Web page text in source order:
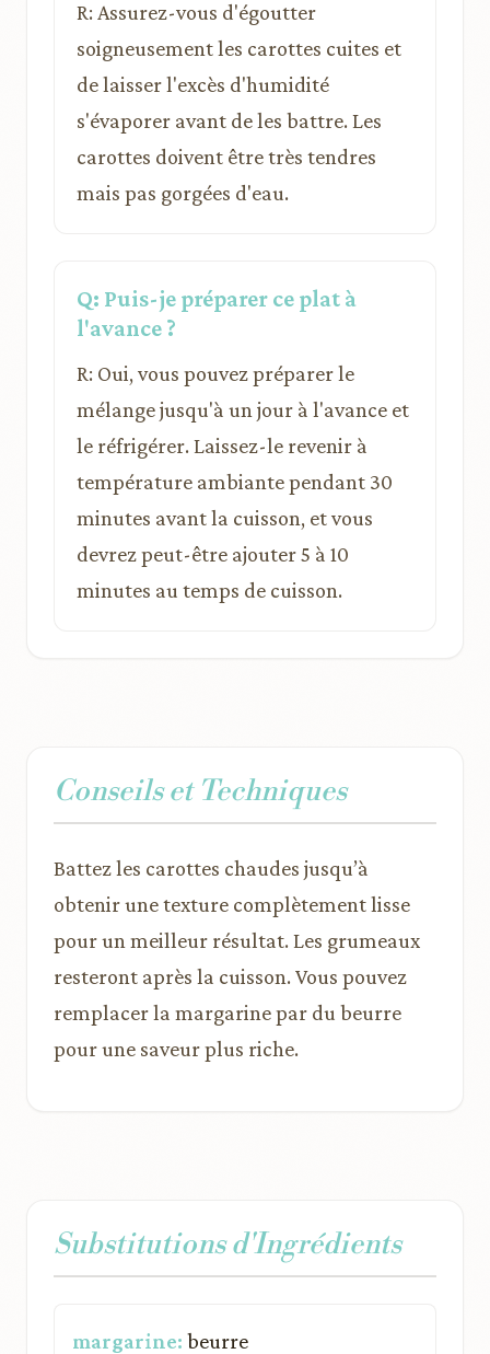
R: Assurez-vous d'égoutter
soigneusement les carottes cuites et
de laisser l'excès d'humidité
s'évaporer avant de les battre. Les
carottes doivent être très tendres
mais pas gorgées d'eau.
Q: Puis-je préparer ce plat à
l'avance ?
R: Oui, vous pouvez préparer le
mélange jusqu'à un jour à l'avance et
le réfrigérer. Laissez-le revenir à
température ambiante pendant 30
minutes avant la cuisson, et vous
devrez peut-être ajouter 5 à 10
minutes au temps de cuisson.
Conseils et Techniques
Battez les carottes chaudes jusqu’à
obtenir une texture complètement lisse
pour un meilleur résultat. Les grumeaux
resteront après la cuisson. Vous pouvez
remplacer la margarine par du beurre
pour une saveur plus riche.
Substitutions d'Ingrédients
margarine: beurre